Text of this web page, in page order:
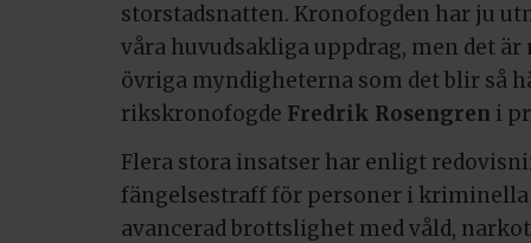
storstadsnatten. Kronofogden har ju
våra huvudsakliga uppdrag, men det är
övriga myndigheterna som det blir så
rikskronofogde Fredrik Rosengren i
Flera stora insatser har enligt
fängelsestraff för personer i
avancerad brottslighet med våld,